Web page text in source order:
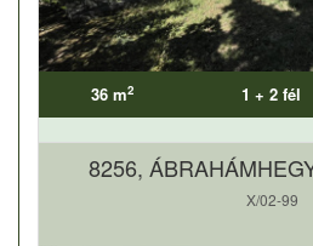
36 m2 1 + 2 fél
8256,
X/02-99